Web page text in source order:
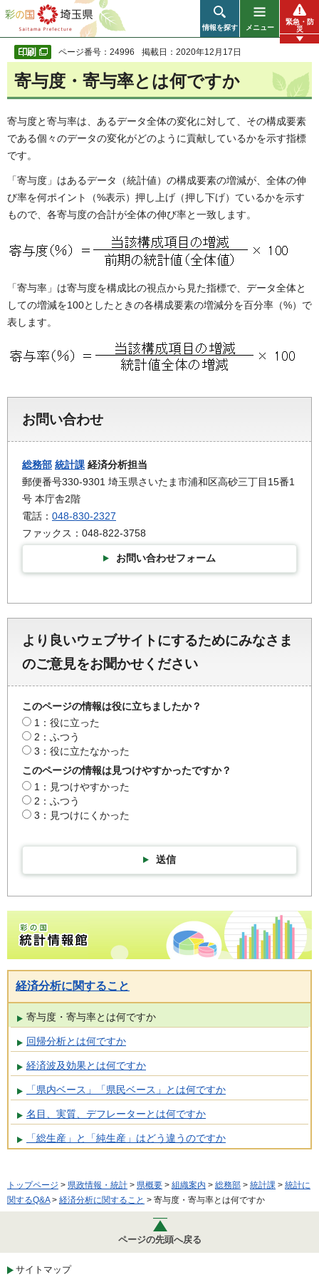
彩の国 埼玉県
情報を探す メニュー
緊急・防
災
ページ番号：24996 掲載日：2020年12月17日
寄与度・寄与率とは何ですか
寄与度と寄与率は、あるデータ全体の変化に対して、その構成要素
である個々のデータの変化がどのように貢献しているかを示す指標
です。
「寄与度」はあるデータ（統計値）の構成要素の増減が、全体の伸
び率を何ポイント（%表示）押し上げ（押し下げ）ているかを示す
もので、各寄与度の合計が全体の伸び率と一致します。
「寄与率」は寄与度を構成比の視点から見た指標で、データ全体と
しての増減を100としたときの各構成要素の増減分を百分率（%）で
表します。
お問い合わせ
総務部 統計課 経済分析担当
郵便番号330-9301 埼玉県さいたま市浦和区高砂三丁目15番1
号 本庁舎2階
電話： 048-830-2327
ファックス：048-822-3758
お問い合わせフォーム
より良いウェブサイトにするためにみなさま
のご意見をお聞かせください
このページの情報は役に立ちましたか？
1：役に立った
2：ふつう
3：役に立たなかった
このページの情報は見つけやすかったですか？
1：見つけやすかった
2：ふつう
3：見つけにくかった
送信
彩の国統計情報館トップページ
経済分析に関すること
寄与度・寄与率とは何ですか
回帰分析とは何ですか
経済波及効果とは何ですか
「県内ベース」「県民ベース」とは何ですか
名目、実質、デフレーターとは何ですか
「総生産」と「純生産」はどう違うのですか
トップページ > 県政情報・統計 > 県概要 > 組織案内 > 総務部 > 統計課 > 統計に
関するQ&A> 経済分析に関すること > 寄与度・寄与率とは何ですか
ページの先頭へ戻る
サイトマップ